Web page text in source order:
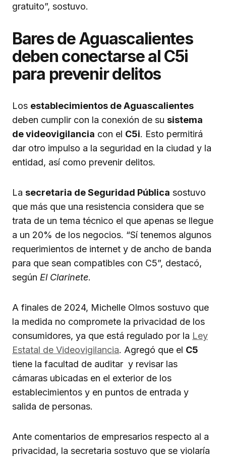
gratuito”, sostuvo.
Bares de Aguascalientes
deben conectarse al C5i
para prevenir delitos
Los establecimientos de Aguascalientes
deben cumplir con la conexión de su sistema
de videovigilancia con el C5i. Esto permitirá
dar otro impulso a la seguridad en la ciudad y la
entidad, así como prevenir delitos.
La secretaria de Seguridad Pública sostuvo
que más que una resistencia considera que se
trata de un tema técnico el que apenas se llegue
a un 20% de los negocios. “Sí tenemos algunos
requerimientos de internet y de ancho de banda
para que sean compatibles con C5”, destacó,
según El Clarinete.
A finales de 2024, Michelle Olmos sostuvo que
la medida no compromete la privacidad de los
consumidores, ya que está regulado por la Ley
Estatal de Videovigilancia. Agregó que el C5
tiene la facultad de auditar y revisar las
cámaras ubicadas en el exterior de los
establecimientos y en puntos de entrada y
salida de personas.
Ante comentarios de empresarios respecto al a
privacidad, la secretaria sostuvo que se violaría